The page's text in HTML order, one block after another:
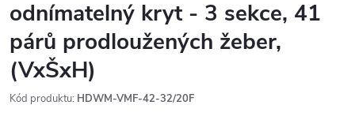
odnímatelný kryt - 3 sekce, 41
párů prodloužených žeber,
(VxŠxH)
Kód produktu: HDWM-VMF-42-32/20F